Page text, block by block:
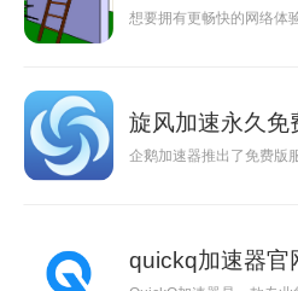
想要拥有更畅快的网络体
旋风加速永久免
企鹅加速器推出了免费版
quickq加速器官